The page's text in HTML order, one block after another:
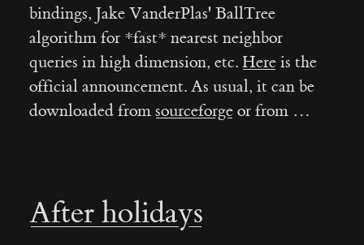
bindings, Jake VanderPlas' BallTree
algorithm for *fast* nearest neighbor
queries in high dimension, etc. Hereis the
official announcement. As usual, it can be
downloaded from sourceforgeor from …
After holidays